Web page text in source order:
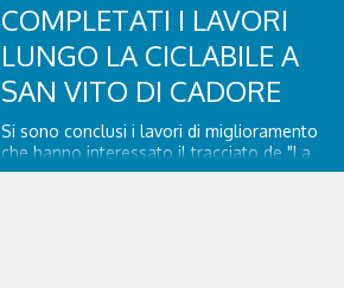
COMPLETATI I LAVORI
LUNGO LA CICLABILE A
SAN VITO DI CADORE
Si sono conclusi i lavori di miglioramento
che hanno interessato il tracciato de "La
lunga via delel Dolomiti" a San Vito di